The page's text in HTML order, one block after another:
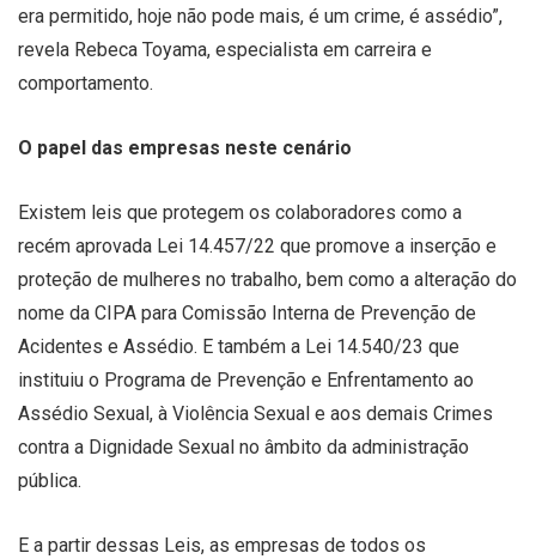
era permitido, hoje não pode mais, é um crime, é assédio”,
revela Rebeca Toyama, especialista em carreira e
comportamento.
O papel das empresas neste cenário
Existem leis que protegem os colaboradores como a
recém aprovada Lei 14.457/22 que promove a inserção e
proteção de mulheres no trabalho, bem como a alteração do
nome da CIPA para Comissão Interna de Prevenção de
Acidentes e Assédio. E também a Lei 14.540/23 que
instituiu o Programa de Prevenção e Enfrentamento ao
Assédio Sexual, à Violência Sexual e aos demais Crimes
contra a Dignidade Sexual no âmbito da administração
pública.
E a partir dessas Leis, as empresas de todos os